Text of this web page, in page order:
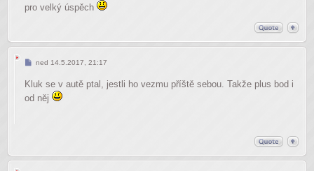
pro velký úspěch
Příspěvek
ned 14.5.2017, 21:17
Kluk se v autě ptal, jestli ho vezmu příště sebou. Takže plus bod i
od něj